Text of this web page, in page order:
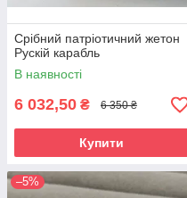
Срібний патріотичний жетон
Рускій карабль
В наявності
6 032,50 ₴ 6 350 ₴
Купити
–5%